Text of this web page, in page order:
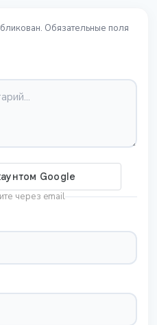
Обязательные поля
через email